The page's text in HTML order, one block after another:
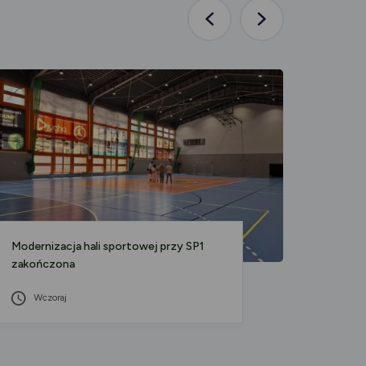
Poprzednia
Następna
Modernizacja hali sportowej przy SP1
zakończona
Wczoraj